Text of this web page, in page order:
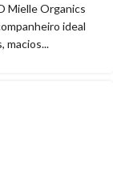
Mielle Organics
ideal
macios...